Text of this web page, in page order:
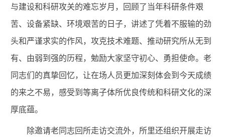
与建设和科研攻关的难忘岁月，
回顾了当年科研条件艰
苦、设备紧缺、 环境艰苦的日子，讲述了凭着不服输的劲
头和严谨求实的作风，攻克技术难题、推动研究所从无到
有、由弱到强的历程，勉励大家坚守初心、勇担使命。老
同志们的真挚回忆，让在场人员更加深刻体会到今天成绩
的来之不易，感受到等离子体所优良传统和科研文化的深
厚底蕴。
除邀请老同志回所走访交流外， 所里还组织开展走访